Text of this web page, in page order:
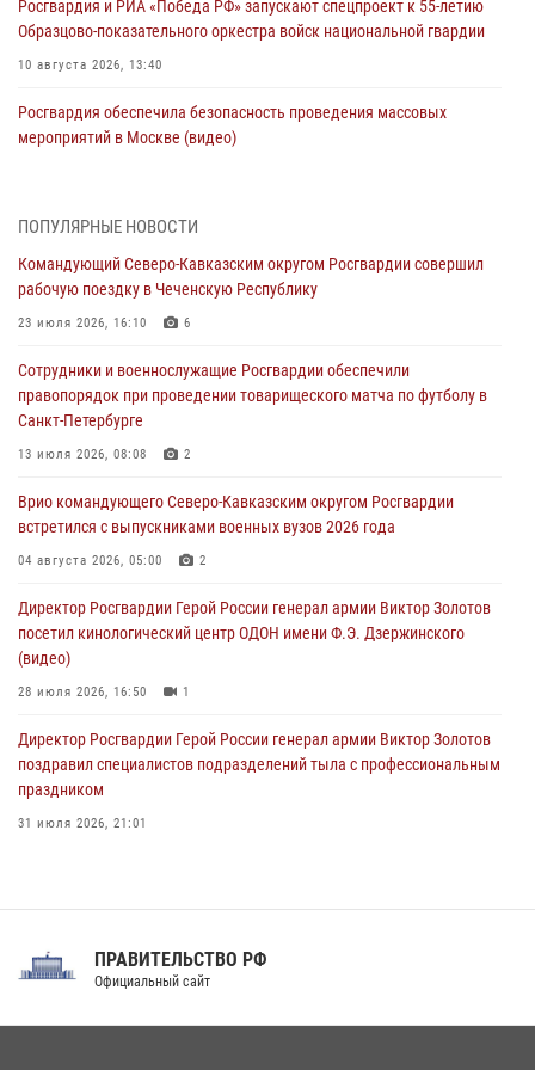
Росгвардия и РИА «Победа РФ» запускают спецпроект к 55-летию
Образцово-показательного оркестра войск национальной гвардии
10 августа 2026, 13:40
Росгвардия обеспечила безопасность проведения массовых
мероприятий в Москве (видео)
В Кировской области состоялось открытие мемориальной доски в
10 августа 2026, 13:00
В Югре росгвардейцы приняли участие в памятном мероприятии,
10 августа 2026, 13:00
В Ленобласти сотрудники Росгвардии и полиции задержали
разыскиваемого опасного рецидивиста, подозреваемого в
10 августа 2026, 12:38 1
В Екатеринбурге появится новый профильный класс Росгвардии
ПОПУЛЯРНЫЕ НОВОСТИ
Командующий Северо-Кавказским округом Росгвардии совершил
рабочую поездку в Чеченскую Республику
23 июля 2026, 16:10 6
Сотрудники и военнослужащие Росгвардии обеспечили
правопорядок при проведении товарищеского матча по футболу в
Санкт-Петербурге
13 июля 2026, 08:08 2
Врио командующего Северо-Кавказским округом Росгвардии
встретился с выпускниками военных вузов 2026 года
04 августа 2026, 05:00 2
Директор Росгвардии Герой России генерал армии Виктор Золотов
посетил кинологический центр ОДОН имени Ф.Э. Дзержинского
(видео)
28 июля 2026, 16:50 1
Директор Росгвардии Герой России генерал армии Виктор Золотов
поздравил специалистов подразделений тыла с профессиональным
праздником
31 июля 2026, 21:01
Праздник «Один день с Росгвардией» к 105-летию Центрального
ПРАВИТЕЛЬСТВО РФ
Официальный сайт